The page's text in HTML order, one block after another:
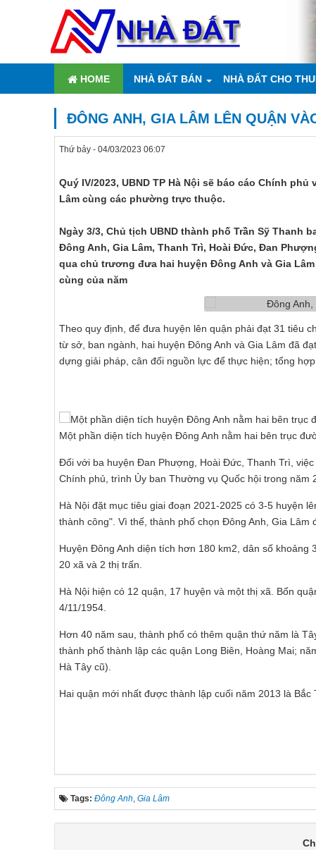
HOME NHÀ ĐẤT BÁN NHÀ ĐẤT CHO
ĐÔNG ANH, GIA LÂM LÊN QUẬN
Thứ bảy - 04/03/2023 06:07
Quý IV/2023, UBND TP Hà Nội sẽ báo cáo Chính
Lâm cùng các phường trực thuộc.
Ngày 3/3, Chủ tịch UBND thành phố Trần Sỹ Thanh
Đông Anh, Gia Lâm, Thanh Trì, Hoài Đức, Đan
qua chủ trương đưa hai huyện Đông Anh và Gia
cùng của năm
Theo quy định, để đưa huyện lên quận phải đạt 31 tiêu
từ sở, ban ngành, hai huyện Đông Anh và Gia Lâm đã
dựng giải pháp, cân đối nguồn lực để thực hiện; tổng
Một phần diện tích huyện Đông Anh nằm hai bên trục
Đối với ba huyện Đan Phượng, Hoài Đức, Thanh Trì,
Chính phủ, trình Ủy ban Thường vụ Quốc hội trong năm
Hà Nội đặt mục tiêu giai đoạn 2021-2025 có 3-5 huyện
thành công". Vì thế, thành phố chọn Đông Anh, Gia
Huyện Đông Anh diện tích hơn 180 km2, dân số
20 xã và 2 thị trấn.
Hà Nội hiện có 12 quận, 17 huyện và một thị xã. Bốn
4/11/1954.
Hơn 40 năm sau, thành phố có thêm quận thứ năm là
thành phố thành lập các quận Long Biên, Hoàng Mai;
Hà Tây cũ).
Hai quận mới nhất được thành lập cuối năm 2013 là
Tags: Đông Anh, Gia Lâm